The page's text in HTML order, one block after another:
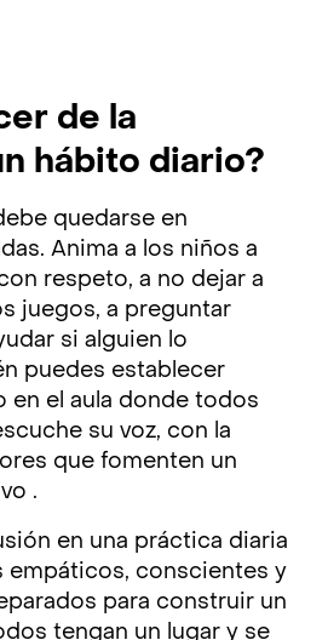
de la
hábito diario?
quedarse en
Anima a los niños a
respeto, a no dejar a
juegos, a preguntar
si alguien lo
puedes establecer
en el aula donde todos
su voz, con la
que fomenten un
.
en una práctica diaria
empáticos, conscientes y
para construir un
tengan un lugar y se